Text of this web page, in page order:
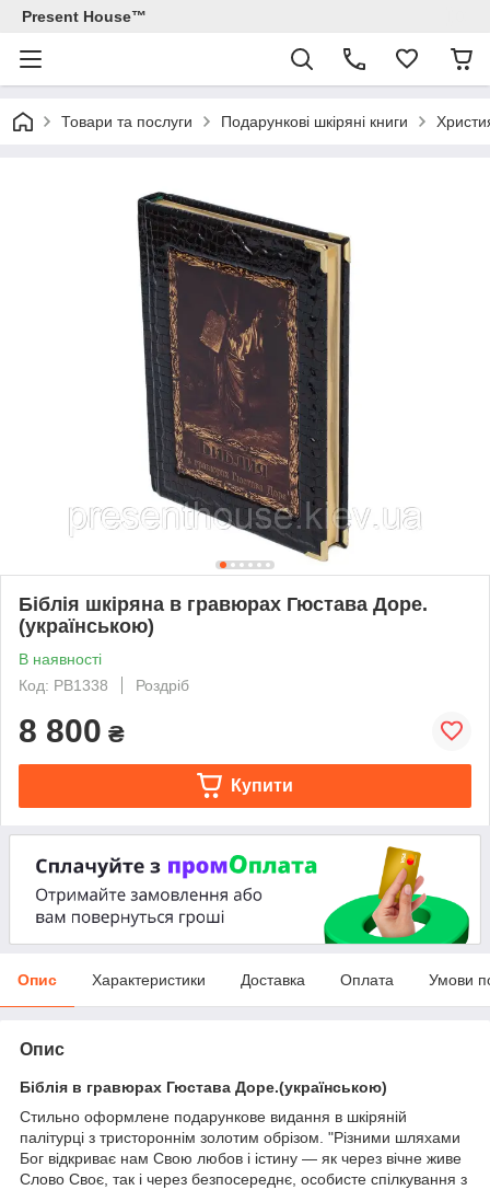
Present House™
Товари та послуги Подарункові шкіряні книги
Біблія шкіряна в гравюрах Гюстава Доре.
(українською)
В наявності
Код: PB1338
Роздріб
8 800 ₴
Купити
Опис Характеристики Доставка Оплата Умови
Опис
Біблія в гравюрах Гюстава Доре.(українською)
Стильно оформлене подарункове видання в шкіряній
палітурці з тристороннім золотим обрізом. "Різними шляхами
Бог відкриває нам Свою любов і істину — як через вічне живе
Слово Своє, так і через безпосереднє, особисте спілкування з